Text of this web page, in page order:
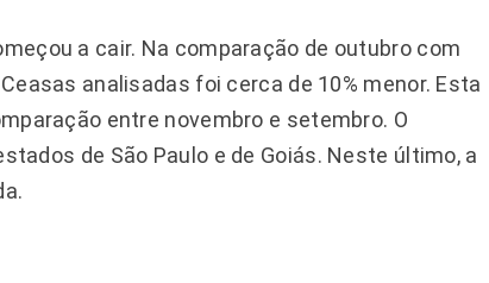
a cair. Na comparação de outubro com
analisadas foi cerca de 10% menor. Esta
entre novembro e setembro. O
de São Paulo e de Goiás. Neste último, a